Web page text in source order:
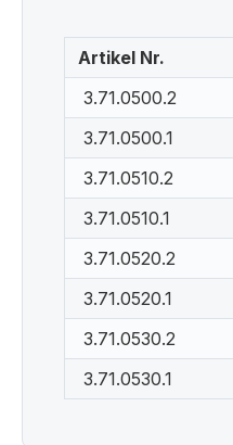
Artikel Nr.
3.71.0500.2
3.71.0500.1
3.71.0510.2
3.71.0510.1
3.71.0520.2
3.71.0520.1
3.71.0530.2
3.71.0530.1